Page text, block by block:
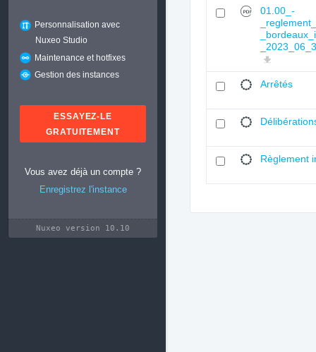
Personnalisation avec
Nuxeo Studio
Maintenance et hotfixes
Gestion des instances
ESSAYEZ-LE
GRATUITEMENT
Vous avez déjà un compte ?
Enregistrez l'instance
Nuxeo version 10.10
01.00_-
Arrêtés
Règlement